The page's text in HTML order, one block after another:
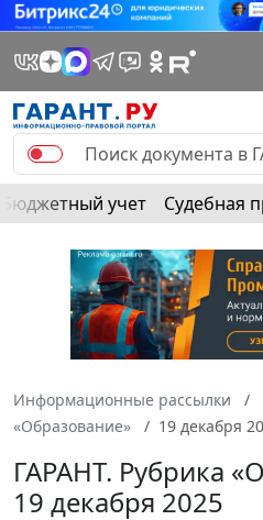
Бюджетный учет Судебная
Информационные рассылки
«Образование»
19 декабря
ГАРАНТ. Рубрика
19 декабря 2025